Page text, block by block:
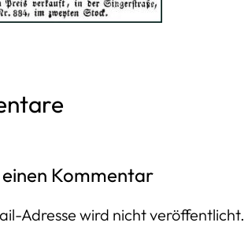
Kommentar
Adresse wird nicht veröffentlicht.